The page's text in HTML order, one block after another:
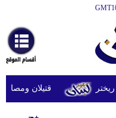
قتيلان ومصابون جراء 14 غارة إسرائيلية على شرق